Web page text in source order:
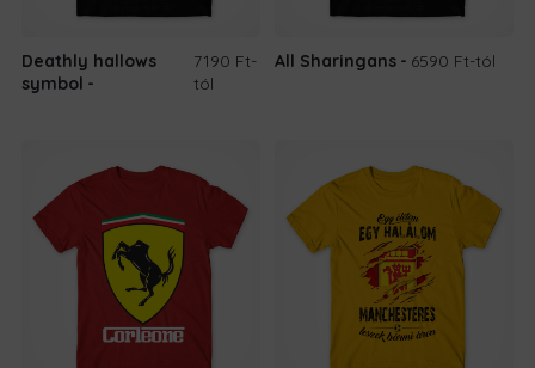
Deathly hallows
symbol
7190 Ft-
tól
All Sharingans 6590 Ft-tól